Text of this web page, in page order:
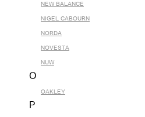
NEW BALANCE
NIGEL CABOURN
NORDA
NOVESTA
NUW
O
OAKLEY
P